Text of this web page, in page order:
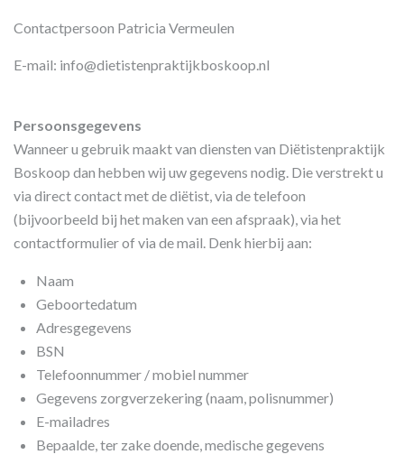
Contactpersoon Patricia Vermeulen
E-mail: info@dietistenpraktijkboskoop.nl
Persoonsgegevens
Wanneer u gebruik maakt van diensten van Diëtistenpraktijk
Boskoop dan hebben wij uw gegevens nodig. Die verstrekt u
via direct contact met de diëtist, via de telefoon
(bijvoorbeeld bij het maken van een afspraak), via het
contactformulier of via de mail. Denk hierbij aan:
Naam
Geboortedatum
Adresgegevens
BSN
Telefoonnummer / mobiel nummer
Gegevens zorgverzekering (naam, polisnummer)
E-mailadres
Bepaalde, ter zake doende, medische gegevens